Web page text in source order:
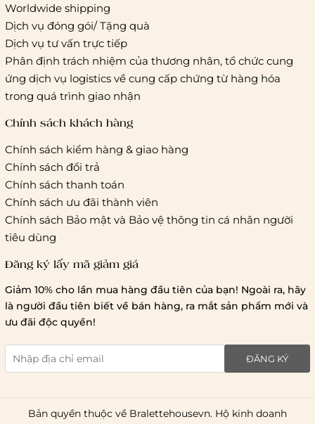
Giao hàng tiêu chuẩn:
Hồ Chí Minh:
Áp dụng theo bảng giá cước của ĐVVC
Vietelpost/ Giaohangtietkiem và 1 số đối tác vận chuyển
Hà Nội và các tỉnh thành khác:
Áp dụng theo bảng giá
cước của ĐVVC Vietelpost/ Giaohangtietkiem... và 1 số đối
tác vận chuyển khác
Thời gian giao hàng
Hồ Chí Minh:
Hà Nội và các tỉnh thành khá
Lưu ý chung về chính sách vận chuyển
1 triệu đồng
giao hàng trong ngày
giao hàng tiêu chuẩn
miễn phí ship
toàn quốc.
Worldwide shipping
Dịch vụ đóng gói/ Tặng quà
Dịch vụ tư vấn trực tiếp
Phân định trách nhiệm của thương nhân, tổ chức cung
ứng dịch vụ logistics về cung cấp chứng từ hàng hóa
trong quá trình giao nhận
Chính sách khách hàng
Chính sách kiểm hàng & giao hàng
Chính sách đổi trả
Chính sách thanh toán
Chính sách ưu đãi thành viên
Chính sách Bảo mật và Bảo vệ thông tin cá nhân người
tiêu dùng
Đăng ký lấy mã giảm giá
Giảm 10% cho lần mua hàng đầu tiên của bạn! Ngoài ra, hãy
là người đầu tiên biết về bán hàng, ra mắt sản phẩm mới và
ưu đãi độc quyền!
ĐĂNG KÝ
Bản quyền thuộc về Bralettehousevn. Hộ kinh doanh